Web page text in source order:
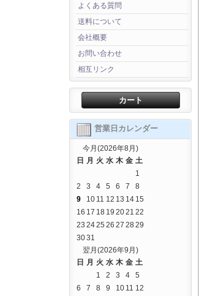
よくある質問
送料について
会社概要
お問い合わせ
相互リンク
カート
営業日カレンダー
今月(2026年8月)
日 月 火 水 木 金 土
1
2
3 4 5 6 7
8
9
10 11 12 13 14 15
16 17 18 19 2021 22
23 2425 26 27 2829
3031
翌月(2026年9月)
日 月 火 水 木 金 土
1
2 3 4
5
6
7 8 9 10 11 12